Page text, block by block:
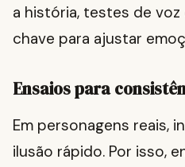
a história, testes de
chave para ajustar
Ensaios para
Em personagens reais,
ilusão rápido. Por isso,